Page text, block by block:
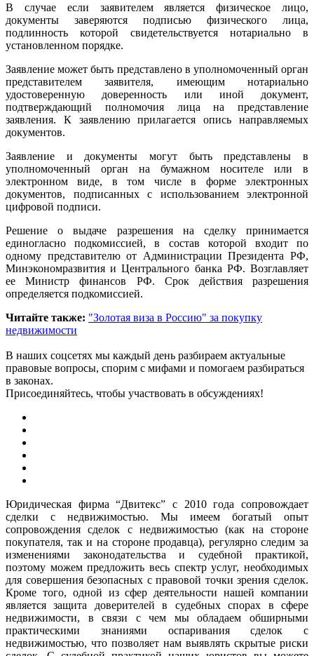
В случае если заявителем является физическое лицо,
документы заверяются подписью физического лица,
подлинность которой свидетельствуется нотариально в
установленном порядке.
Заявление может быть представлено в уполномоченный орган
представителем заявителя, имеющим нотариально
удостоверенную доверенность или иной документ,
подтверждающий полномочия лица на представление
заявления. К заявлению прилагается опись направляемых
документов.
Заявление и документы могут быть представлены в
уполномоченный орган на бумажном носителе или в
электронном виде, в том числе в форме электронных
документов, подписанных с использованием электронной
цифровой подписи.
Решение о выдаче разрешения на сделку принимается
единогласно подкомиссией, в состав которой входит по
одному представителю от Администрации Президента РФ,
Минэкономразвития и Центрального банка РФ. Возглавляет
ее Министр финансов РФ. Срок действия разрешения
определяется подкомиссией.
Читайте также: "Золотая виза в Россию" за покупку
недвижимости
В наших соцсетях мы каждый день разбираем актуальные
правовые вопросы, спорим с мифами и помогаем разбираться
в законах.
Присоединяйтесь, чтобы участвовать в обсуждениях!
Юридическая фирма “Двитекс” с 2010 года сопровождает
сделки с недвижимостью. Мы имеем богатый опыт
сопровождения сделок с недвижимостью (как на стороне
покупателя, так и на стороне продавца), регулярно следим за
изменениями законодательства и судебной практикой,
поэтому можем предложить весь спектр услуг, необходимых
для совершения безопасных с правовой точки зрения сделок.
Кроме того, одной из сфер деятельности нашей компании
является защита доверителей в судебных спорах в сфере
недвижимости, в связи с чем мы обладаем обширными
практическими знаниями оспаривания сделок с
недвижимостью, что позволяет нам выявлять скрытые риски